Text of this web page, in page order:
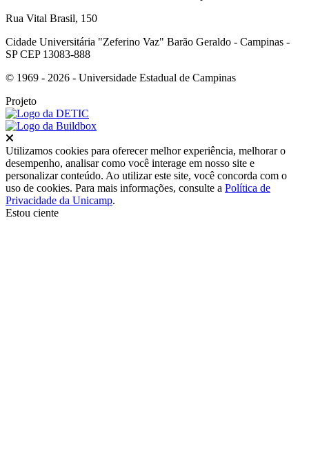
Rua Vital Brasil, 150
Cidade Universitária "Zeferino Vaz" Barão Geraldo - Campinas -
SP CEP 13083-888
© 1969 - 2026 - Universidade Estadual de Campinas
Projeto
Utilizamos cookies para oferecer melhor experiência, melhorar o
desempenho, analisar como você interage em nosso site e
personalizar conteúdo. Ao utilizar este site, você concorda com o
uso de cookies. Para mais informações, consulte a Política de
Privacidade da Unicamp.
Estou ciente